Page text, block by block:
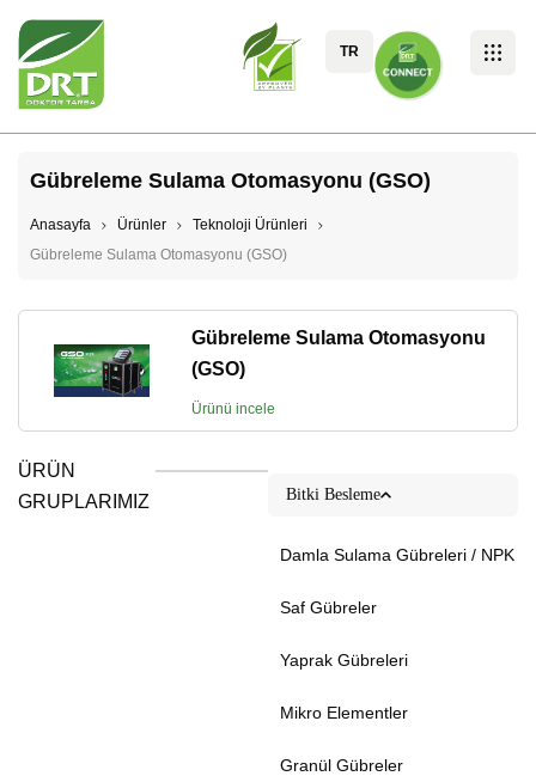
TR
Gübreleme Sulama Otomasyonu (GSO)
Anasayfa Ürünler
Teknoloji Ürünleri
Gübreleme Sulama Otomasyonu (GSO)
ÜRÜN
GRUPLARIMIZ
Bitki Besleme
Damla Sulama Gübreleri / NPK
Saf Gübreler
Yaprak Gübreleri
Mikro Elementler
Granül Gübreler
Gübreleme Sulama Otomasyonu
(GSO)
Ürünü incele